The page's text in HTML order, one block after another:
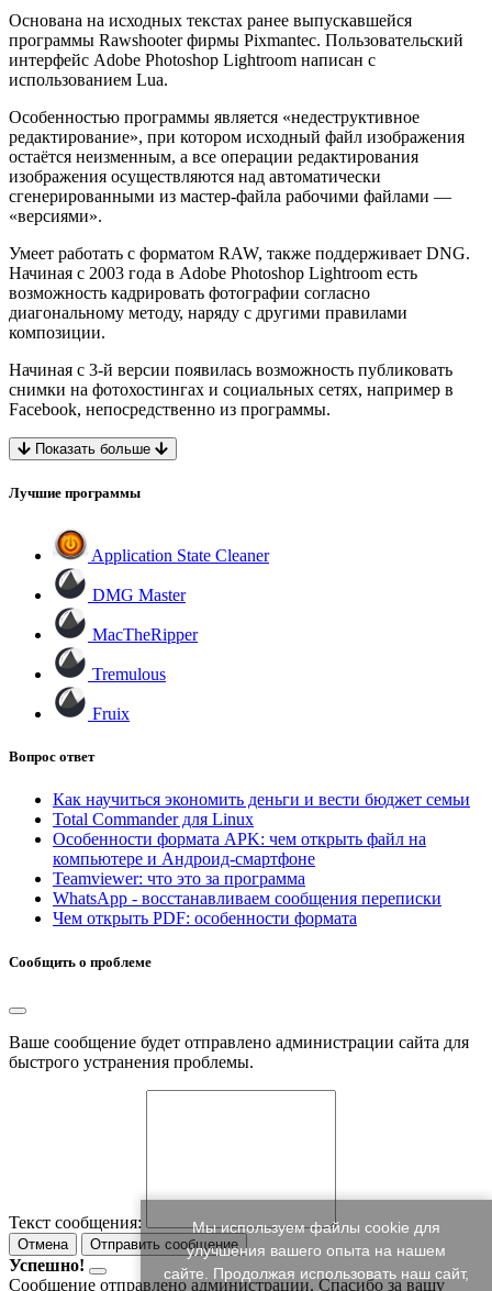
Основана на исходных текстах ранее выпускавшейся
программы Rawshooter фирмы Pixmantec. Пользовательский
интерфейс Adobe Photoshop Lightroom написан с
использованием Lua.
Особенностью программы является «недеструктивное
редактирование», при котором исходный файл изображения
остаётся неизменным, а все операции редактирования
изображения осуществляются над автоматически
сгенерированными из мастер-файла рабочими файлами —
«версиями».
Умеет работать с форматом RAW, также поддерживает DNG.
Начиная с 2003 года в Adobe Photoshop Lightroom есть
возможность кадрировать фотографии согласно
диагональному методу, наряду с другими правилами
композиции.
Начиная с 3-й версии появилась возможность публиковать
снимки на фотохостингах и социальных сетях, например в
Facebook, непосредственно из программы.
Показать больше
Лучшие программы
Application State Cleaner
DMG Master
MacTheRipper
Tremulous
Fruix
Вопрос ответ
Как научиться экономить деньги и вести бюджет семьи
Total Commander для Linux
Особенности формата APK: чем открыть файл на
компьютере и Андроид-смартфоне
Teamviewer: что это за программа
WhatsApp - восстанавливаем сообщения переписки
Чем открыть PDF: особенности формата
Сообщить о проблеме
Ваше сообщение будет отправлено администрации сайта для
быстрого устранения проблемы.
Текст сообщения:
Отмена Отправить сообщение
Успешно!
Сообщение отправлено администрации. Спасибо за вашу
Мы используем файлы cookie для
улучшения вашего опыта на нашем
сайте. Продолжая использовать наш сайт,